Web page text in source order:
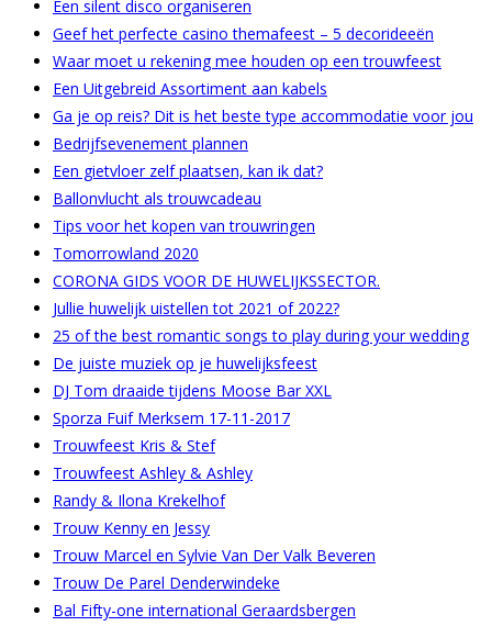
Een silent disco organiseren
Geef het perfecte casino themafeest – 5 decorideeën
Waar moet u rekening mee houden op een trouwfeest
Een Uitgebreid Assortiment aan kabels
Ga je op reis? Dit is het beste type accommodatie voor jou
Bedrijfsevenement plannen
Een gietvloer zelf plaatsen, kan ik dat?
Ballonvlucht als trouwcadeau
Tips voor het kopen van trouwringen
Tomorrowland 2020
CORONA GIDS VOOR DE HUWELIJKSSECTOR.
Jullie huwelijk uistellen tot 2021 of 2022?
25 of the best romantic songs to play during your wedding
De juiste muziek op je huwelijksfeest
DJ Tom draaide tijdens Moose Bar XXL
Sporza Fuif Merksem 17-11-2017
Trouwfeest Kris & Stef
Trouwfeest Ashley & Ashley
Randy & Ilona Krekelhof
Trouw Kenny en Jessy
Trouw Marcel en Sylvie Van Der Valk Beveren
Trouw De Parel Denderwindeke
Bal Fifty-one international Geraardsbergen